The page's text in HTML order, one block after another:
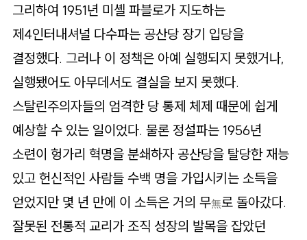
그리하여 1951년 미셸 파블로가 지도하는
제4인터내셔널 다수파는 공산당 장기 입당을
결정했다. 그러나 이 정책은 아예 실행되지 못했거나,
실행됐어도 아무데서도 결실을 보지 못했다.
스탈린주의자들의 엄격한 당 통제 체제 때문에 쉽게
예상할 수 있는 일이었다. 물론 정설파는 1956년
소련이 헝가리 혁명을 분쇄하자 공산당을 탈당한 재능
있고 헌신적인 사람들 수백 명을 가입시키는 소득을
얻었지만 몇 년 만에 이 소득은 거의 무無로 돌아갔다.
잘못된 전통적 교리가 조직 성장의 발목을 잡았던